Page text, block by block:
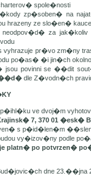
spole�nosti
zp�soben� na
hrazeny ze slo�en� kauce
neodpov�d� za
vyhrazuje pr�vo zm�ny
po�as� �i jin�ch
povinni se ��dit
dle Z�vodn�ch
p�ihl�ku ve dvoj�m
7, 370 01 �esk�
s p�id�len�m
vy�izov�ny podle
platn� po potvrzen�
dne 23.��jna